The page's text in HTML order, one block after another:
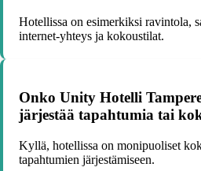
Hotellissa on esimerkiksi ravintola,
internet-yhteys ja kokoustilat.
Onko Unity Hotelli
järjestää tapahtumia tai
Kyllä, hotellissa on monipuoliset
tapahtumien järjestämiseen.